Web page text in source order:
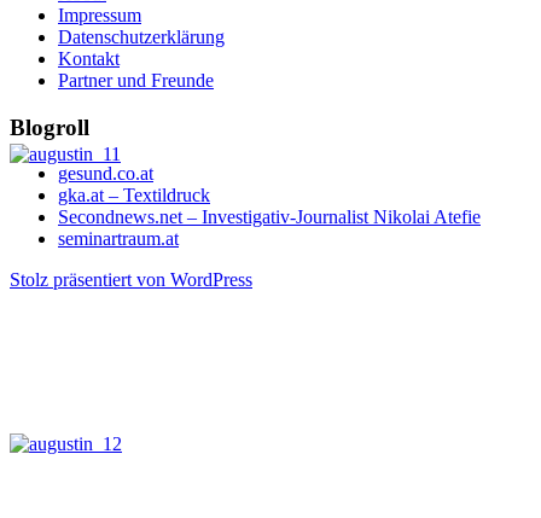
Impressum
Datenschutzerklärung
Kontakt
Partner und Freunde
Blogroll
gesund.co.at
gka.at – Textildruck
Secondnews.net – Investigativ-Journalist Nikolai Atefie
seminartraum.at
Stolz präsentiert von WordPress